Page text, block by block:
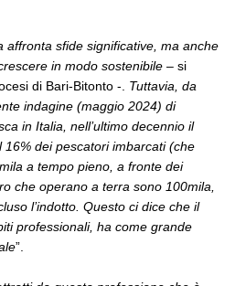
affronta sfide significative, ma anche
in modo sostenibile – si
di Bari-Bitonto -. Tuttavia, da
indagine (maggio 2024) di
in Italia, nell’ultimo decennio il
dei pescatori imbarcati (che
a tempo pieno, a fronte dei
che operano a terra sono 100mila,
l’indotto. Questo ci dice che il
professionali, ha come grande
”.